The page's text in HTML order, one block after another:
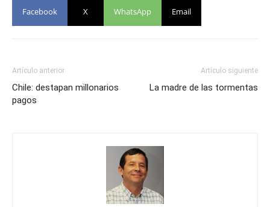
Facebook X WhatsApp Email
Artículo anterior
Chile: destapan millonarios
pagos
Artículo siguiente
La madre de las tormentas